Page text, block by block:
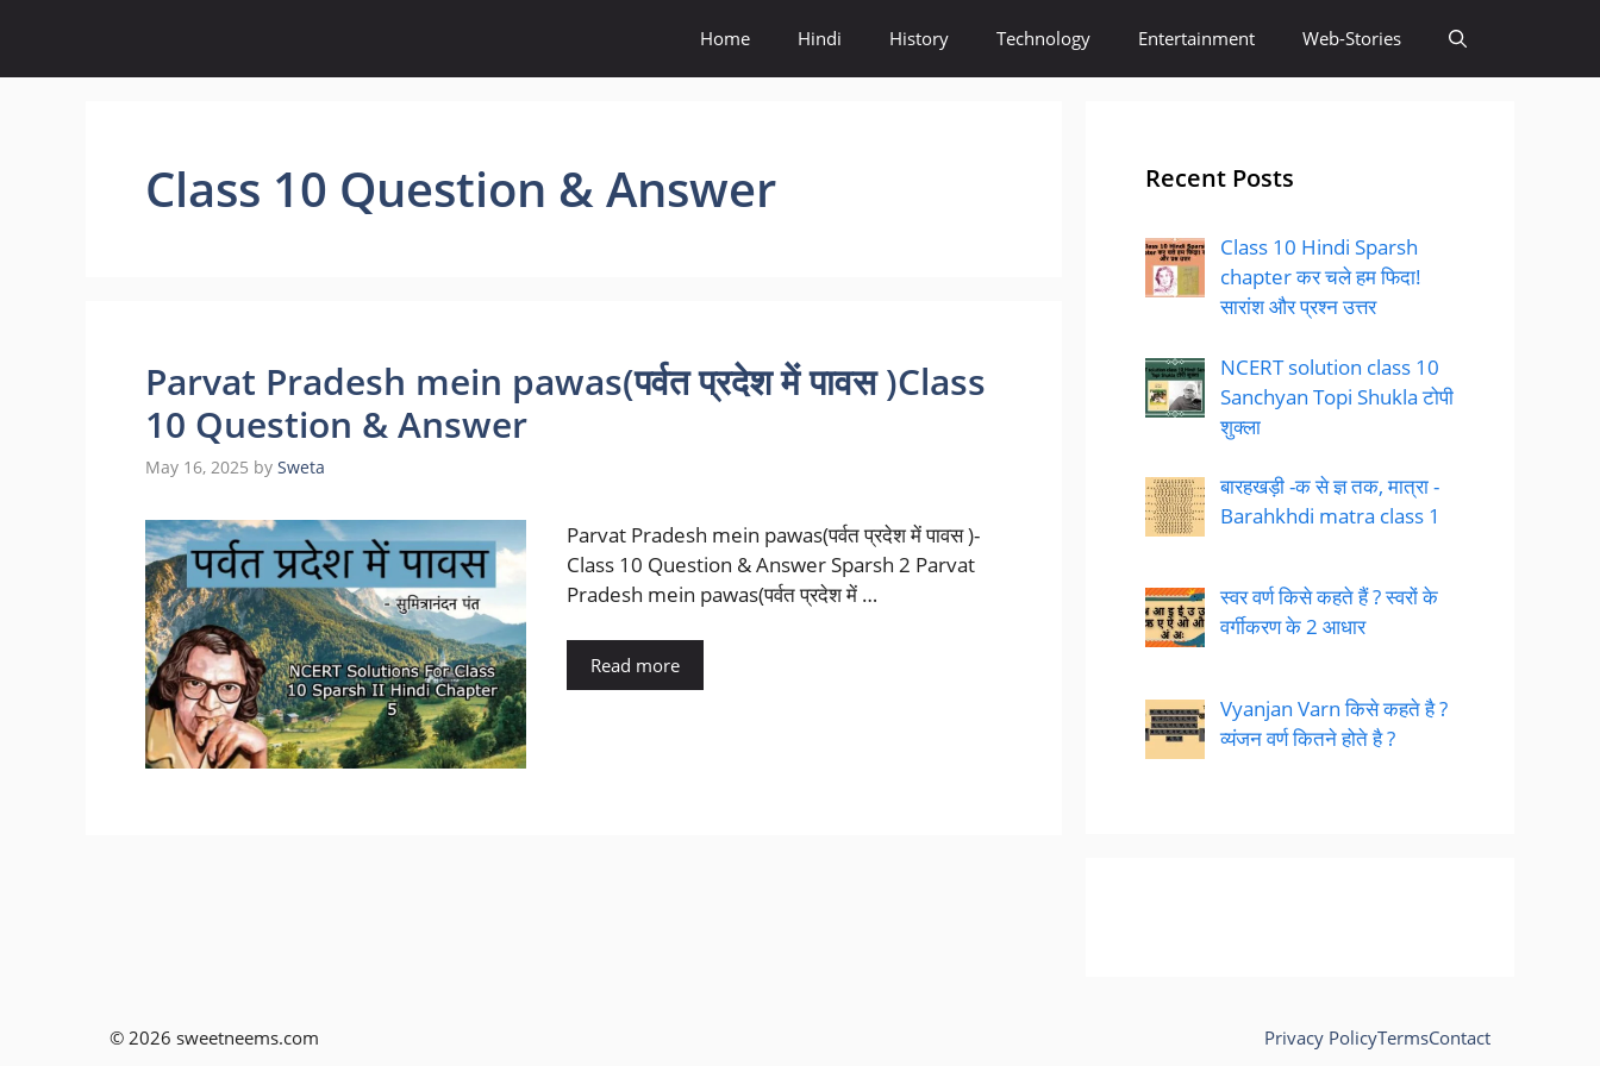
content
Home Hindi History Technology Entertainment Web-Stories
Class 10 Question & Answer
Parvat Pradesh mein pawas(पर्वत प्रदेश में पावस )Class
10 Question & Answer
May 16, 2025 by Sweta
Parvat Pradesh mein pawas(पर्वत प्रदेश में पावस )-
Class 10 Question & Answer Sparsh 2 Parvat
Pradesh mein pawas(पर्वत प्रदेश में …
Read more
Recent Posts
Class 10 Hindi Sparsh
chapter कर चले हम फिदा!
सारांश और प्रश्न उत्तर
NCERT solution class 10
Sanchyan Topi Shukla टोपी
शुक्ला
बारहखड़ी -क से ज्ञ तक, मात्रा -
Barahkhdi matra class 1
स्वर वर्ण किसे कहते हैं ? स्वरों के
वर्गीकरण के 2 आधार
Vyanjan Varn किसे कहते है ?
व्यंजन वर्ण कितने होते है ?
© 2026 sweetneems.com Privacy PolicyTermsContact